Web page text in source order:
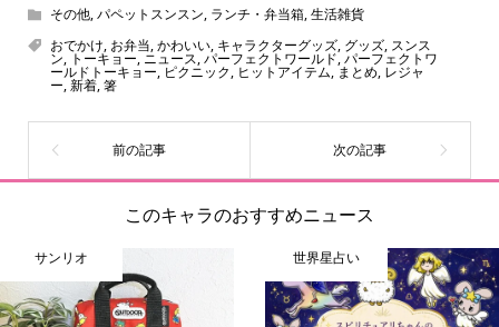
ん！200種以上のトレンディなキャラクターやアニメキャラ
をご紹介しています。生まれたばかりの新しいキャラクタ
ーをいち早く皆さんにお届けすることも、私たちの使命の
ひとつです。
その他,パペットスンスン, ランチ・弁当箱,生活雑貨
おでかけ, お弁当,かわいい, キャラクターグッズ, グッズ, スンス
ン, トーキョー, ニュース,パーフェクトワールド,パーフェクトワ
ールドトーキョー, ピクニック, ヒットアイテム,まとめ, レジャ
ー,新着,箸
このキャラのおすすめニュース
サンリオ 世界星占い